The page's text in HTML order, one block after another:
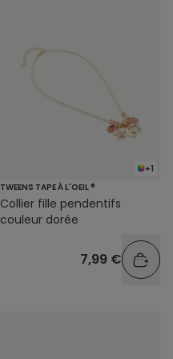
+1
TWEENS TAPE À L'OEIL ®
Collier fille pendentifs
couleur dorée
7,99 €